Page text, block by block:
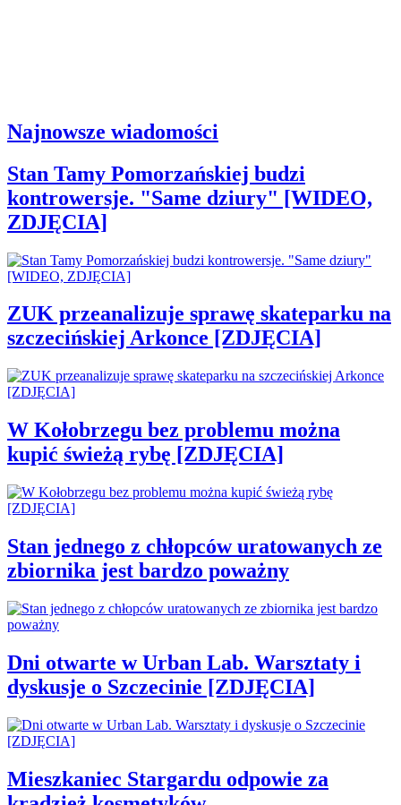
Najnowsze wiadomości
Stan Tamy Pomorzańskiej budzi
kontrowersje. "Same dziury" [WIDEO,
ZDJĘCIA]
ZUK przeanalizuje sprawę skateparku na
szczecińskiej Arkonce [ZDJĘCIA]
W Kołobrzegu bez problemu można
kupić świeżą rybę [ZDJĘCIA]
Stan jednego z chłopców uratowanych ze
zbiornika jest bardzo poważny
Dni otwarte w Urban Lab. Warsztaty i
dyskusje o Szczecinie [ZDJĘCIA]
Mieszkaniec Stargardu odpowie za